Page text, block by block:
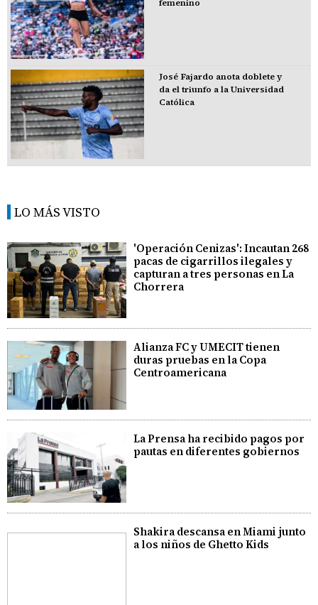
femenino
José Fajardo anota doblete y
da el triunfo a la Universidad
Católica
LO MÁS VISTO
'Operación Cenizas': Incautan 268
pacas de cigarrillos ilegales y
capturan a tres personas en La
Chorrera
Alianza FC y UMECIT tienen
duras pruebas en la Copa
Centroamericana
La Prensa ha recibido pagos por
pautas en diferentes gobiernos
Shakira descansa en Miami junto
a los niños de Ghetto Kids